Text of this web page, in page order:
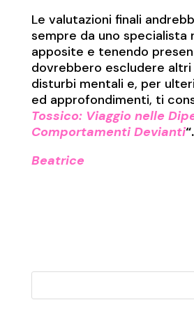
Le valutazioni finali
sempre da uno specialista
apposite e tenendo
dovrebbero escludere
disturbi mentali e, per
ed approfondimenti, ti
Tossico: Viaggio nelle
Comportamenti Devianti“.
Beatrice